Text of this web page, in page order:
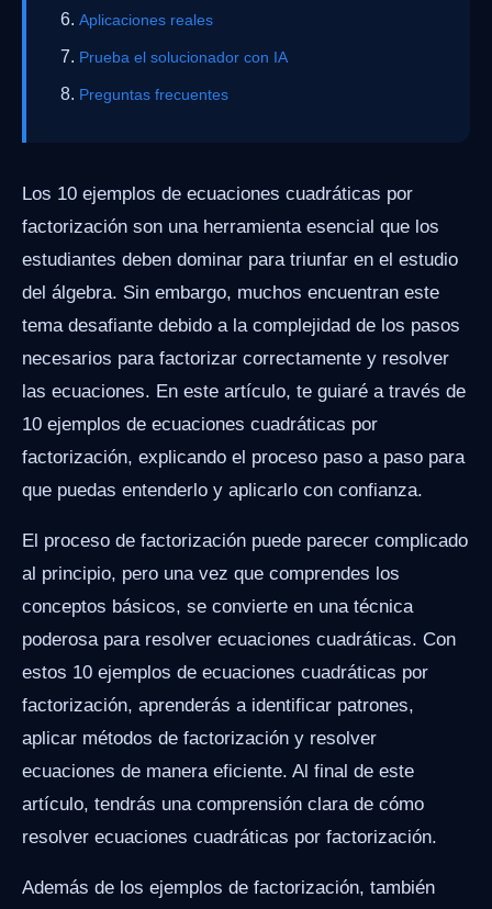
Aplicaciones reales
Prueba el solucionador con IA
Preguntas frecuentes
Los 10 ejemplos de ecuaciones cuadráticas por
factorización son una herramienta esencial que los
estudiantes deben dominar para triunfar en el estudio
del álgebra. Sin embargo, muchos encuentran este
tema desafiante debido a la complejidad de los pasos
necesarios para factorizar correctamente y resolver
las ecuaciones. En este artículo, te guiaré a través de
10 ejemplos de ecuaciones cuadráticas por
factorización, explicando el proceso paso a paso para
que puedas entenderlo y aplicarlo con confianza.
El proceso de factorización puede parecer complicado
al principio, pero una vez que comprendes los
conceptos básicos, se convierte en una técnica
poderosa para resolver ecuaciones cuadráticas. Con
estos 10 ejemplos de ecuaciones cuadráticas por
factorización, aprenderás a identificar patrones,
aplicar métodos de factorización y resolver
ecuaciones de manera eficiente. Al final de este
artículo, tendrás una comprensión clara de cómo
resolver ecuaciones cuadráticas por factorización.
Además de los ejemplos de factorización, también